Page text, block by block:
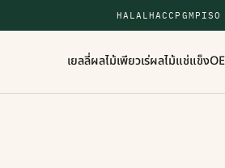
HALALHACCP GMP ISO
เยลลี่ผลไม้เพียวเร่ผลไม้แช่แข็ง